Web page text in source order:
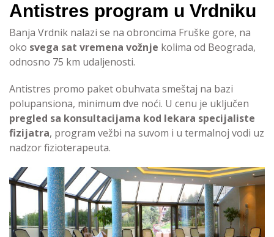
Antistres program u Vrdniku
Banja Vrdnik nalazi se na obroncima Fruške gore, na
oko svega sat vremena vožnje kolima od Beograda,
odnosno 75 km udaljenosti.
Antistres promo paket obuhvata smeštaj na bazi
polupansiona, minimum dve noći. U cenu je uključen
pregled sa konsultacijama kod lekara specijaliste
fizijatra, program vežbi na suvom i u termalnoj vodi uz
nadzor fizioterapeuta.